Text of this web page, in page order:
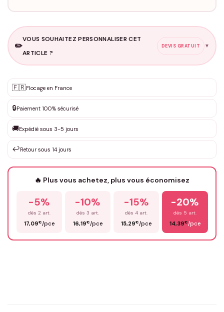
✏️
VOUS SOUHAITEZ PERSONNALISER CET
ARTICLE ?
DEVIS GRATUIT ▼
✨ Personnalisation sur mesure
DEVIS GRATUIT · Personnalisation de 3 à 10€ selon la demande
Que souhaitez-vous ?*
Votre texte / idée*
Prénom*
🇫🇷Flocage en France
🔒Paiement 100% sécurisé
🚚Expédié sous 3-5 jours
↩️Retour sous 14 jours
🔥 Plus vous achetez, plus vous économisez
-5%
dès 2 art.
17,09€/pce
-10%
dès 3 art.
16,19€/pce
-15%
dès 4 art.
15,29€/pce
-20%
dès 5 art.
14,39€/pce